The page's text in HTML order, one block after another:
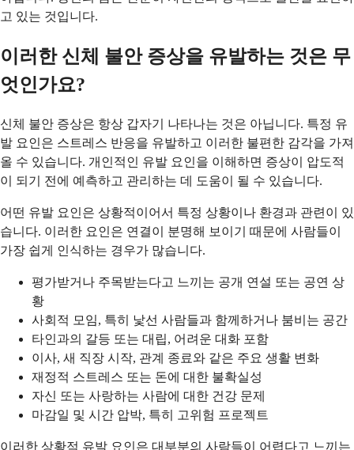
고 있는 것입니다.
이러한 신체 불안 증상을 유발하는 것은 무
엇인가요?
신체 불안 증상은 항상 갑자기 나타나는 것은 아닙니다. 특정 유
발 요인은 스트레스 반응을 유발하고 이러한 불편한 감각을 가져
올 수 있습니다. 개인적인 유발 요인을 이해하면 증상이 압도적
이 되기 전에 예측하고 관리하는 데 도움이 될 수 있습니다.
어떤 유발 요인은 상황적이어서 특정 상황이나 환경과 관련이 있
습니다. 이러한 요인은 연결이 분명해 보이기 때문에 사람들이
가장 쉽게 인식하는 경우가 많습니다.
평가받거나 주목받는다고 느끼는 공개 연설 또는 공연 상
황
사회적 모임, 특히 낯선 사람들과 함께하거나 붐비는 공간
타인과의 갈등 또는 대립, 어려운 대화 포함
이사, 새 직장 시작, 관계 종료와 같은 주요 생활 변화
재정적 스트레스 또는 돈에 대한 불확실성
자신 또는 사랑하는 사람에 대한 건강 문제
마감일 및 시간 압박, 특히 고위험 프로젝트
이러한 상황적 유발 요인은 대부분의 사람들이 어렵다고 느끼는